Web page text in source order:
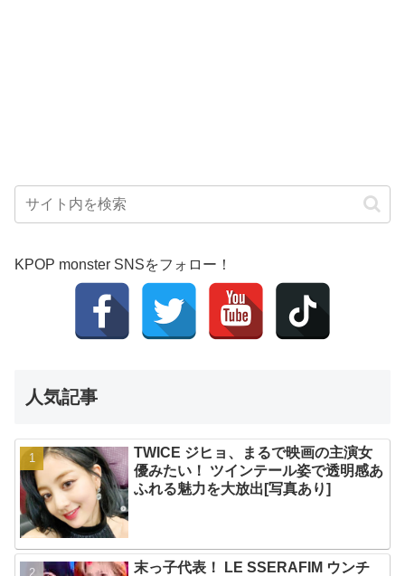
KPOP monster SNSをフォロー！
人気記事
TWICE ジヒョ、まるで映画の主演女
優みたい！ ツインテール姿で透明感あ
ふれる魅力を大放出[写真あり]
末っ子代表！ LE SSERAFIM ウンチ